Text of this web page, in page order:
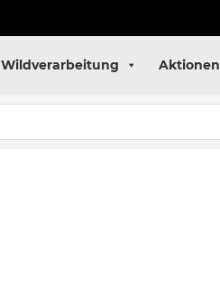
Wildverarbeitung Aktionen